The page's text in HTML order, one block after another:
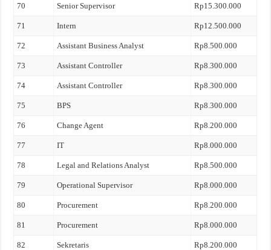
70 Senior Supervisor Rp15.300.000
71 Intern Rp12.500.000
72 Assistant Business Analyst Rp8.500.000
73 Assistant Controller Rp8.300.000
74 Assistant Controller Rp8.300.000
75 BPS Rp8.300.000
76 Change Agent Rp8.200.000
77 IT Rp8.000.000
78 Legal and Relations Analyst Rp8.500.000
79 Operational Supervisor Rp8.000.000
80 Procurement Rp8.200.000
81 Procurement Rp8.000.000
82 Sekretaris Rp8.200.000